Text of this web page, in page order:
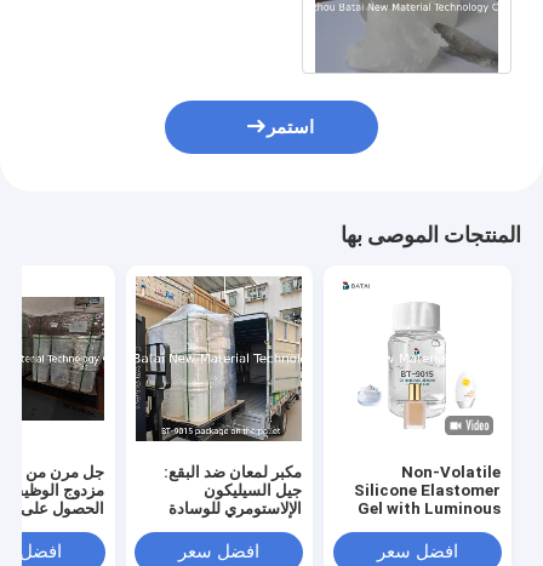
استمر
المنتجات الموصى بها
Non-Volatile
Silicone Elastomer
Gel with Luminous
Touch for Anti-
افضل سعر
مكبر لمعان ضد البقع:
جيل السيليكون
الإلاستومري للوسادة
شفاه مقاوم للتحويل
افضل سعر
جل مرن من
مزدوج الوظيفة:
الحصول على
وغير لامعةافضل